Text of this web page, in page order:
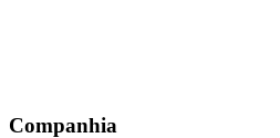
Companhia